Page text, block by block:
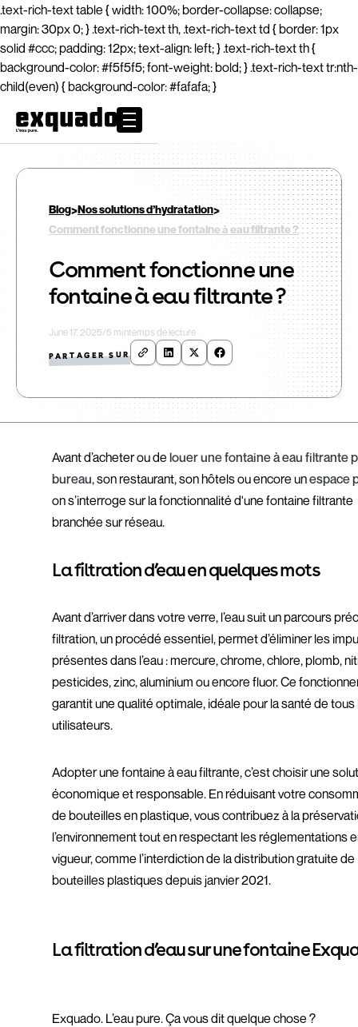
.text-rich-text table { width: 100%; border-collapse: collapse;
margin: 30px 0; } .text-rich-text th, .text-rich-text td { border: 1px
solid #ccc; padding: 12px; text-align: left; } .text-rich-text th {
background-color: #f5f5f5; font-weight: bold; } .text-rich-text tr:nth-
child(even) { background-color: #fafafa; }
Blog>Nos solutions d’hydratation>
Comment fonctionne une fontaine à eau filtrante ?
Comment fonctionne une
fontaine à eau filtrante ?
June 17, 2025/5 mintemps de lecture
PARTAGER SUR
Avant d’acheter ou delouer une fontaine à eau filtrante
bureau, son restaurant, son hôtels ou encore unespace
on s’interroge sur la fonctionnalité d'une fontaine filtrante
branchée sur réseau.
La filtration d’eau en quelques mots
Avant d’arriver dans votre verre, l’eau suit un parcours
filtration, un procédé essentiel, permet d’éliminer les
présentes dans l’eau : mercure, chrome, chlore, plomb,
pesticides, zinc, aluminium ou encore fluor. Ce
garantit une qualité optimale, idéale pour la santé de tous
utilisateurs.
Adopter une fontaine à eau filtrante, c’est choisir une
économique et responsable. En réduisant votre
de bouteilles en plastique, vous contribuez à la
l’environnement tout en respectant les réglementations
vigueur, comme l’interdiction de la distribution gratuite de
bouteilles plastiques depuis janvier 2021.
La filtration d’eau sur une fontaine
Exquado. L’eau pure. Ça vous dit quelque chose ?